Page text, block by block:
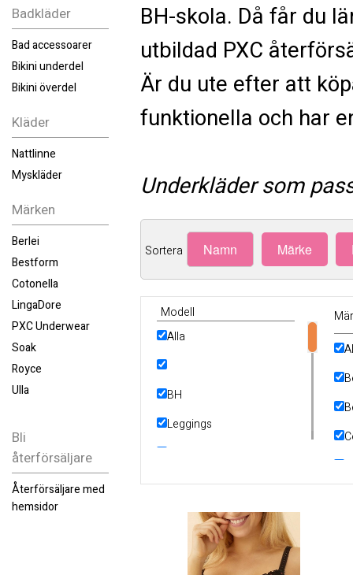
Badkläder
Bad accessoarer
Bikini underdel
Bikini överdel
Kläder
Nattlinne
Myskläder
Märken
Berlei
Bestform
Cotonella
LingaDore
PXC Underwear
Soak
Royce
Ulla
Bli
återförsäljare
Återförsäljare med
hemsidor
BH-skola. Då får du
utbildad PXC
Är du ute efter att
funktionella och har
Underkläder som
Sortera Namn Märke
Modell
Alla
BH
Leggings
Tillbehör
Trosor